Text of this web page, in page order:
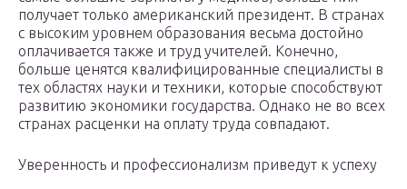
получает только американский президент. В странах
с высоким уровнем образования весьма достойно
оплачивается также и труд учителей. Конечно,
больше ценятся квалифицированные специалисты в
тех областях науки и техники, которые способствуют
развитию экономики государства. Однако не во всех
странах расценки на оплату труда совпадают.
Уверенность и профессионализм приведут к успеху